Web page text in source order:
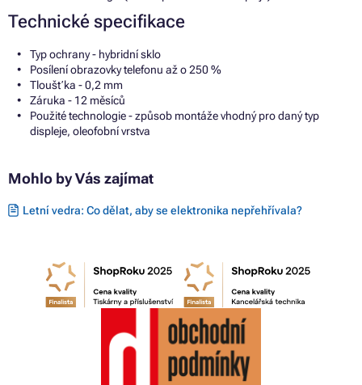
Technické specifikace
Typ ochrany - hybridní sklo
Posílení obrazovky telefonu až o 250 %
Tloušťka - 0,2 mm
Záruka - 12 měsíců
Použité technologie - způsob montáže vhodný pro daný typ
displeje, oleofobní vrstva
Mohlo by Vás zajímat
Letní vedra: Co dělat, aby se elektronika nepřehřívala?